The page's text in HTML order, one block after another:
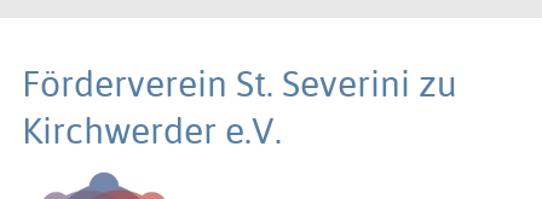
Förderverein St. Severini zu
Kirchwerder e.V.